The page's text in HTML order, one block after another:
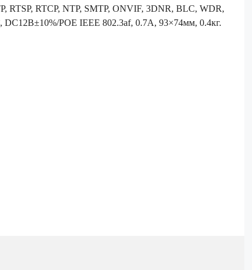
RTSP, RTCP, NTP, SMTP, ONVIF, 3DNR, BLC, WDR,
POE IEEE 802.3af, 0.7А, 93×74мм, 0.4кг.